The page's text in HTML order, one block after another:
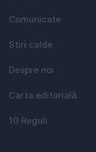
Comunicate
Stiri calde
Despre noi
Carta editorială
10 Reguli